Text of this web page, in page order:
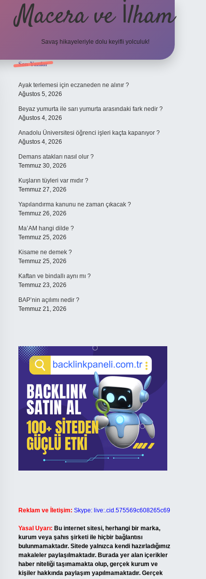
Macera ve İlham
Savaş hikayeleriyle dolu keyifli yolculuk!
Sidebar
Son Yazılar
Ayak terlemesi için eczaneden ne alınır ?
Ağustos 5, 2026
Beyaz yumurta ile sarı yumurta arasındaki fark nedir ?
Ağustos 4, 2026
Anadolu Üniversitesi öğrenci işleri kaçta kapanıyor ?
Ağustos 4, 2026
Demans atakları nasıl olur ?
Temmuz 30, 2026
Kuşların tüyleri var mıdır ?
Temmuz 27, 2026
Yapılandırma kanunu ne zaman çıkacak ?
Temmuz 26, 2026
Ma’AM hangi dilde ?
Temmuz 25, 2026
Kisame ne demek ?
Temmuz 25, 2026
Kaftan ve bindallı aynı mı ?
Temmuz 23, 2026
BAP’nin açılımı nedir ?
Temmuz 21, 2026
Reklam ve İletişim: Skype: live:.cid.575569c608265c69
Yasal Uyarı: Bu internet sitesi, herhangi bir marka,
kurum veya şahıs şirketi ile hiçbir bağlantısı
bulunmamaktadır. Sitede yalnızca kendi hazırladığımız
makaleler paylaşılmaktadır. Burada yer alan içerikler
haber niteliği taşımamakta olup, gerçek kurum ve
kişiler hakkında paylaşım yapılmamaktadır. Gerçek